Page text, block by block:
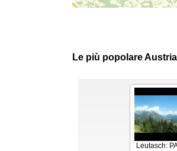
Le più popolare
Leutasch: